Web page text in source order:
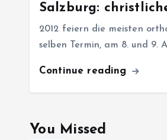
Salzburg:
2012 feiern die meisten
selben Termin, am 8. und 9.
Continue reading
You Missed